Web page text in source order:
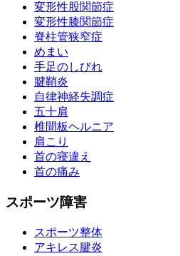
変形性股関節症
変形性膝関節症
脊柱管狭窄症
めまい
手足のしびれ
腱鞘炎
自律神経失調症
五十肩
椎間板ヘルニア
肩こり
首の寝違え
首の痛み
スポーツ障害
スポーツ整体
アキレス腱炎